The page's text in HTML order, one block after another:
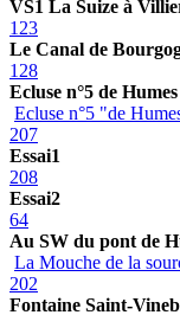
VS1 La Suize à
123
Le Canal de
128
Ecluse n°5 de Humes
Ecluse n°5 "de
207
Essai1
208
Essai2
64
Au SW du pont de
La Mouche de la
202
Fontaine Saint-